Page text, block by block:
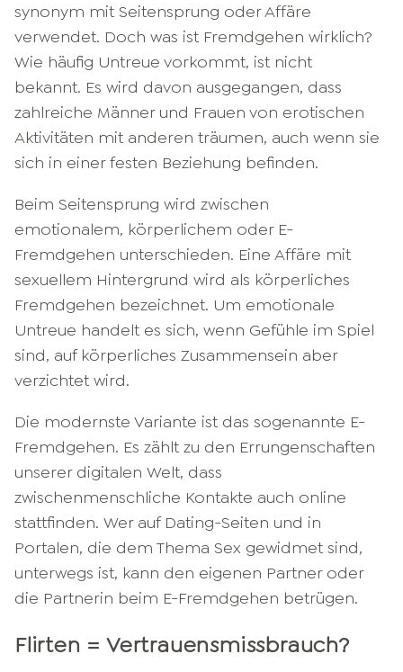
synonym mit Seitensprung oder Affäre
verwendet. Doch was ist Fremdgehen wirklich?
Wie häufig Untreue vorkommt, ist nicht
bekannt. Es wird davon ausgegangen, dass
zahlreiche Männer und Frauen von erotischen
Aktivitäten mit anderen träumen, auch wenn sie
sich in einer festen Beziehung befinden.
Beim Seitensprung wird zwischen
emotionalem, körperlichem oder E-
Fremdgehen unterschieden. Eine Affäre mit
sexuellem Hintergrund wird als körperliches
Fremdgehen bezeichnet. Um emotionale
Untreue handelt es sich, wenn Gefühle im Spiel
sind, auf körperliches Zusammensein aber
verzichtet wird.
Die modernste Variante ist das sogenannte E-
Fremdgehen. Es zählt zu den Errungenschaften
unserer digitalen Welt, dass
zwischenmenschliche Kontakte auch online
stattfinden. Wer auf Dating-Seiten und in
Portalen, die dem Thema Sex gewidmet sind,
unterwegs ist, kann den eigenen Partner oder
die Partnerin beim E-Fremdgehen betrügen.
Flirten = Vertrauensmissbrauch?